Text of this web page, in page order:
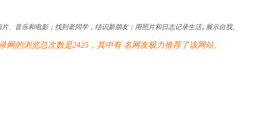
音乐和电影；找到老同学，结识新朋友；用照片和日志记录生活,展示自我。
网的浏览总次数是2425，其中有名网友极力推荐了该网站。